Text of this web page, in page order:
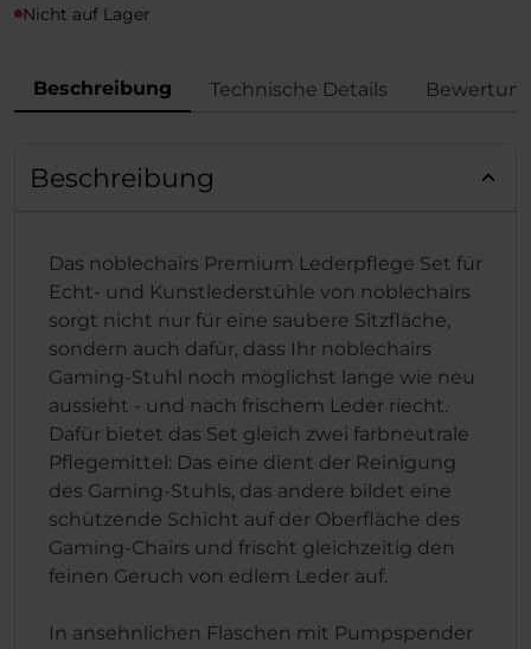
Nicht auf Lager
Beschreibung Technische Details
Beschreibung
Das noblechairs Premium Lederpflege Set für
Echt- und Kunstlederstühle von noblechairs
sorgt nicht nur für eine saubere Sitzfläche,
sondern auch dafür, dass Ihr noblechairs
Gaming-Stuhl noch möglichst lange wie neu
aussieht - und nach frischem Leder riecht.
Dafür bietet das Set gleich zwei farbneutrale
Pflegemittel: Das eine dient der Reinigung
des Gaming-Stuhls, das andere bildet eine
schützende Schicht auf der Oberfläche des
Gaming-Chairs und frischt gleichzeitig den
feinen Geruch von edlem Leder auf.
In ansehnlichen Flaschen mit Pumpspender